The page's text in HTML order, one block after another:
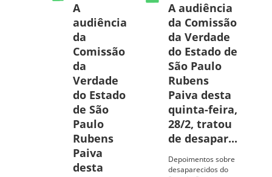
A
audiência
da
Comissão
da
Verdade
do Estado
de São
Paulo
Rubens
Paiva
desta
A audiência
da Comissão
da Verdade
do Estado de
São Paulo
Rubens
Paiva desta
quinta-feira,
28/2, tratou
de desapar...
Depoimentos sobre
desaparecidos do